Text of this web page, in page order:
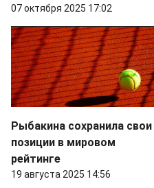
07 октября 2025 17:02
Рыбакина сохранила свои
позиции в мировом
рейтинге
19 августа 2025 14:56